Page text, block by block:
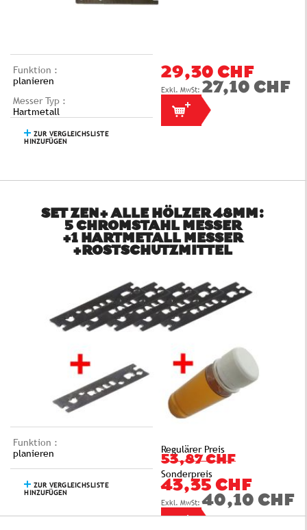
Funktion :
planieren
Messer Typ :
Hartmetall
ZUR VERGLEICHSLISTE
HINZUFÜGEN
29,30 CHF
27,10 CHF
SET ZEN+ ALLE HÖLZER 48MM:
5 CHROMSTAHL MESSER
+1 HARTMETALL MESSER
+ROSTSCHUTZMITTEL
Funktion :
planieren
ZUR VERGLEICHSLISTE
HINZUFÜGEN
Regulärer Preis
53,87 CHF
Sonderpreis
43,35 CHF
40,10 CHF